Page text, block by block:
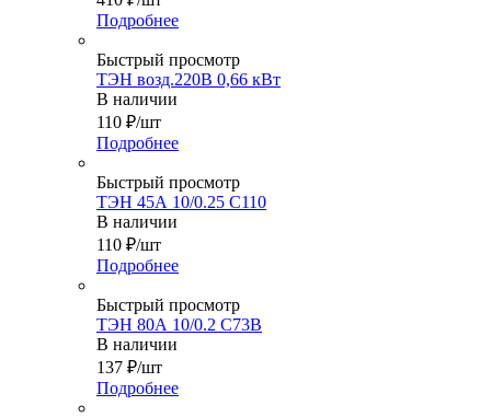
Подробнее
Быстрый просмотр
ТЭН возд.220В 0,66 кВт
В наличии
110 ₽/шт
Подробнее
Быстрый просмотр
ТЭН 45А 10/0.25 С110
В наличии
110 ₽/шт
Подробнее
Быстрый просмотр
ТЭН 80А 10/0.2 С73В
В наличии
137 ₽/шт
Подробнее